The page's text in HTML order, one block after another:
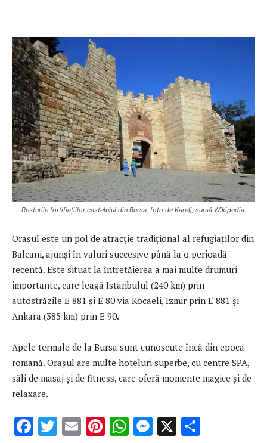
Resturile fortifiaţiilor castelului din Bursa, foto de Karelj, sursă Wikipedia.
Oraşul este un pol de atracţie tradiţional al refugiaţilor din
Balcani, ajunşi în valuri succesive până la o perioadă
recentă. Este situat la întretăierea a mai multe drumuri
importante, care leagă Istanbulul (240 km) prin
autostrăzile E 881 şi E 80 via Kocaeli, Izmir prin E 881 şi
Ankara (385 km) prin E 90.
Apele termale de la Bursa sunt cunoscute încă din epoca
romană. Oraşul are multe hoteluri superbe, cu centre SPA,
săli de masaj şi de fitness, care oferă momente magice şi de
relaxare.
F T E Pi W M X